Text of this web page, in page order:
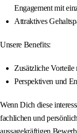
Engagement mit
Attraktives
Unsere Benefits:
Zusätzliche
Perspektiven und
Wenn Dich diese
fachlichen und